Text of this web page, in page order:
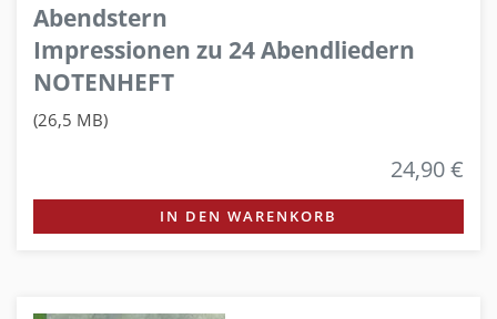
Abendstern
Impressionen zu 24 Abendliedern
NOTENHEFT
(26,5 MB)
24,90 €
IN DEN WARENKORB